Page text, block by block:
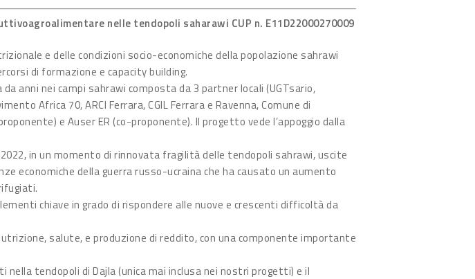
nelle tendopoli saharawi CUP n. E11D22000270009
e delle condizioni socio-economiche della popolazione sahrawi
di formazione e capacity building.
anni nei campi sahrawi composta da 3 partner locali (UGTsario,
Africa 70, ARCI Ferrara, CGIL Ferrara e Ravenna, Comune di
e Auser ER (co-proponente). Il progetto vede l’appoggio dalla
in un momento di rinnovata fragilità delle tendopoli sahrawi, uscite
economiche della guerra russo-ucraina che ha causato un aumento
chiave in grado di rispondere alle nuove e crescenti difficoltà da
salute, e produzione di reddito, con una componente importante
tendopoli di Dajla (unica mai inclusa nei nostri progetti) e il